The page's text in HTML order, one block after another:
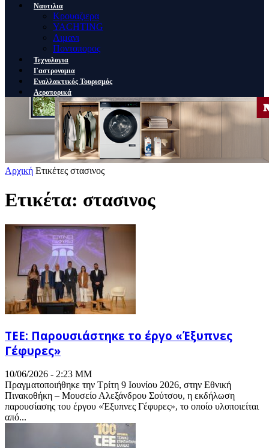
Ναυτιλια
Κρουαζιερα
YACHTING
Λιμανι
Ποντοπορος
Τεχνολογια
Γαστρονομια
Εναλλακτικός Τουρισμός
Αεροπορικά
Αρχική Ετικέτες στασινος
Ετικέτα: στασινος
ΤΕΕ: Παρουσιάστηκε το έργο «Έξυπνες
Γέφυρες»
10/06/2026 - 2:23 ΜΜ
Πραγματοποιήθηκε την Τρίτη 9 Ιουνίου 2026, στην Εθνική
Πινακοθήκη – Μουσείο Αλεξάνδρου Σούτσου, η εκδήλωση
παρουσίασης του έργου «Έξυπνες Γέφυρες», το οποίο υλοποιείται
από...